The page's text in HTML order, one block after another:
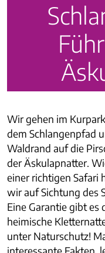
Wir gehen im
dem Schlangenpfad
Waldrand auf die
der Äskulapnatter.
einer richtigen Safari
wir auf Sichtung des
Eine Garantie gibt
heimische
unter Naturschutz!